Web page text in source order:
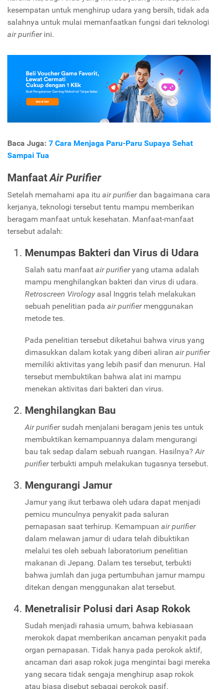
kesempatan untuk menghirup udara yang bersih, tidak ada
salahnya untuk mulai memanfaatkan fungsi dari teknologi
air purifier ini.
Baca Juga: 7 Cara Menjaga Paru-Paru Supaya Sehat
Sampai Tua
ManfaatAir Purifier
Setelah memahami apa itu air purifierdan bagaimana cara
kerjanya, teknologi tersebut tentu mampu memberikan
beragam manfaat untuk kesehatan. Manfaat-manfaat
tersebut adalah:
Menumpas Bakteri dan Virus di Udara
Salah satu manfaat air purifieryang utama adalah
mampu menghilangkan bakteri dan virus di udara.
Retroscreen Virology asal Inggris telah melakukan
sebuah penelitian pada air purifier menggunakan
metode tes.
Pada penelitian tersebut diketahui bahwa virus yang
dimasukkan dalam kotak yang diberi aliran air purifier
memiliki aktivitas yang lebih pasif dan menurun. Hal
tersebut membuktikan bahwa alat ini mampu
menekan aktivitas dari bakteri dan virus.
Menghilangkan Bau
Air purifier sudah menjalani beragam jenis tes untuk
membuktikan kemampuannya dalam mengurangi
bau tak sedap dalam sebuah ruangan. Hasilnya?Air
purifierterbukti ampuh melakukan tugasnya tersebut.
Mengurangi Jamur
Jamur yang ikut terbawa oleh udara dapat menjadi
pemicu munculnya penyakit pada saluran
pernapasan saat terhirup. Kemampuan air purifier
dalam melawan jamur di udara telah dibuktikan
melalui tes oleh sebuah laboratorium penelitian
makanan di Jepang. Dalam tes tersebut, terbukti
bahwa jumlah dan juga pertumbuhan jamur mampu
ditekan dengan menggunakan alat tersebut.
Menetralisir Polusi dari Asap Rokok
Sudah menjadi rahasia umum, bahwa kebiasaan
merokok dapat memberikan ancaman penyakit pada
organ pernapasan. Tidak hanya pada perokok aktif,
ancaman dari asap rokok juga mengintai bagi mereka
yang secara tidak sengaja menghirup asap rokok
atau biasa disebut sebagai perokok pasif.